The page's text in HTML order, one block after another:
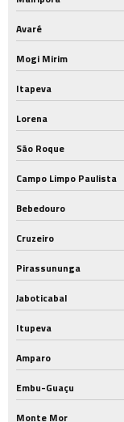
Avaré
Mogi Mirim
Itapeva
Lorena
São Roque
Campo Limpo Paulista
Bebedouro
Cruzeiro
Pirassununga
Jaboticabal
Itupeva
Amparo
Embu-Guaçu
Monte Mor